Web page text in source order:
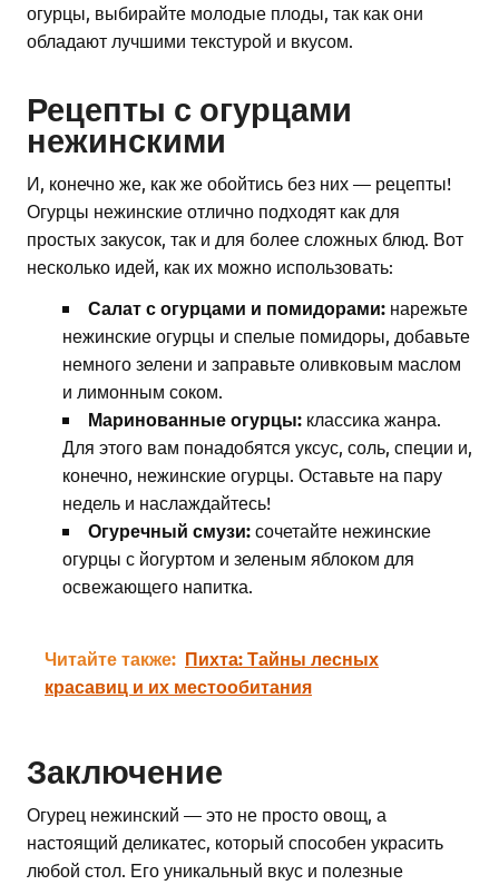
огурцы, выбирайте молодые плоды, так как они
обладают лучшими текстурой и вкусом.
Рецепты с огурцами
нежинскими
И, конечно же, как же обойтись без них — рецепты!
Огурцы нежинские отлично подходят как для
простых закусок, так и для более сложных блюд. Вот
несколько идей, как их можно использовать:
Салат с огурцами и помидорами: нарежьте
нежинские огурцы и спелые помидоры, добавьте
немного зелени и заправьте оливковым маслом
и лимонным соком.
Маринованные огурцы: классика жанра.
Для этого вам понадобятся уксус, соль, специи и,
конечно, нежинские огурцы. Оставьте на пару
недель и наслаждайтесь!
Огуречный смузи: сочетайте нежинские
огурцы с йогуртом и зеленым яблоком для
освежающего напитка.
Читайте также: Пихта: Тайны лесных
красавиц и их местообитания
Заключение
Огурец нежинский — это не просто овощ, а
настоящий деликатес, который способен украсить
любой стол. Его уникальный вкус и полезные